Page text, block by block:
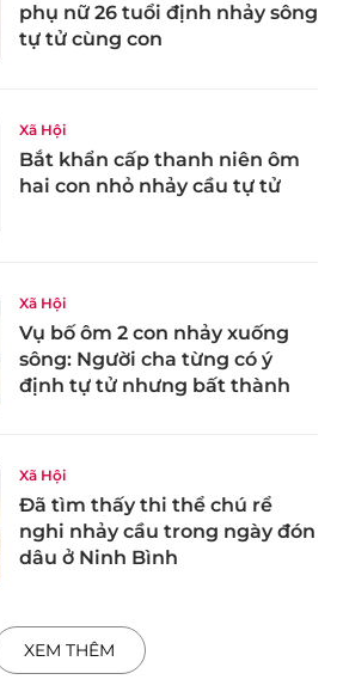
phụ nữ 26 tuổi định nhảy sông
tự tử cùng con
Xã Hội
Bắt khẩn cấp thanh niên ôm
hai con nhỏ nhảy cầu tự tử
Xã Hội
Vụ bố ôm 2 con nhảy xuống
sông: Người cha từng có ý
định tự tử nhưng bất thành
Xã Hội
Đã tìm thấy thi thể chú rể
nghi nhảy cầu trong ngày đón
dâu ở Ninh Bình
XEM THÊM